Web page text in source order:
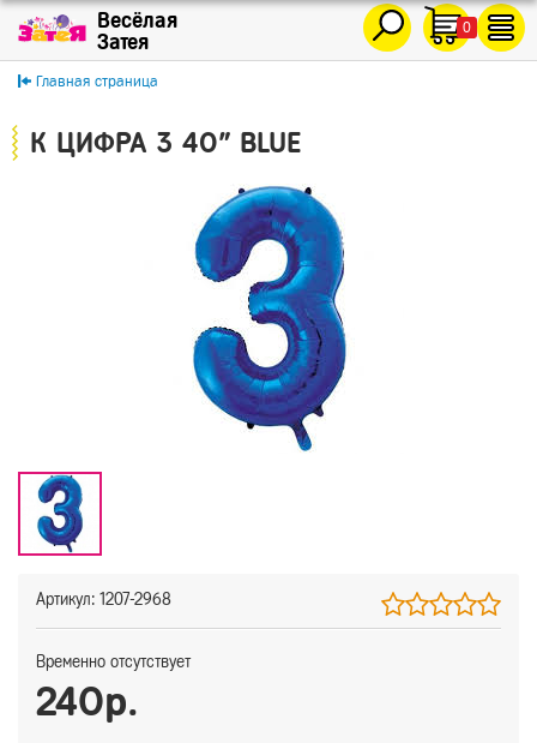
0
Главная страница
К ЦИФРА 3 40" BLUE
Артикул: 1207-2968
Временно отсутствует
240р.